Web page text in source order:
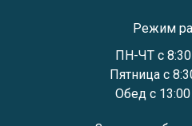
Режим
ПН-ЧТ с
Пятница с
Обед с